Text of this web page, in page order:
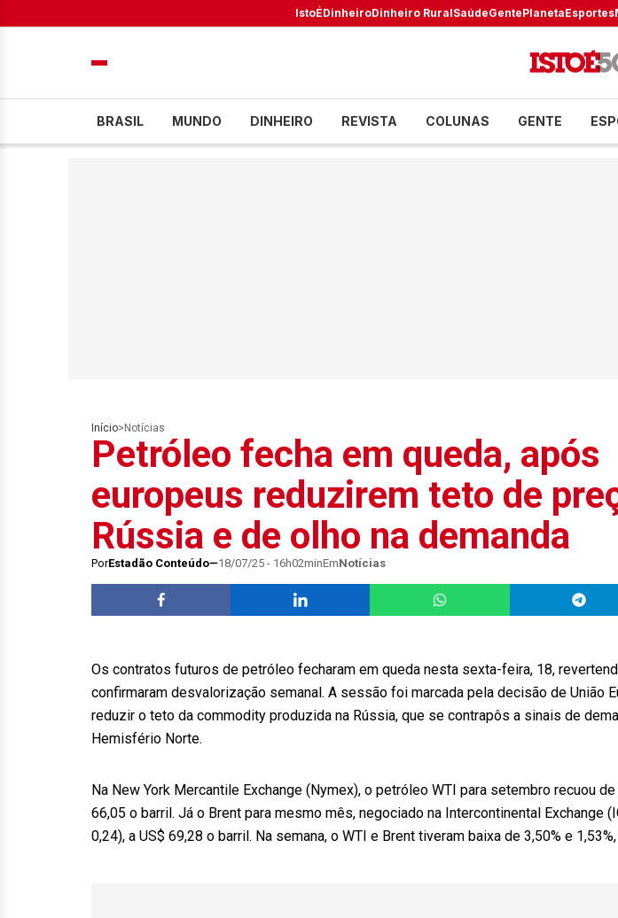
IstoÉDinheiroDinheiro RuralSaúdeGentePlanetaEsportes
BRASIL MUNDO DINHEIRO REVISTA COLUNAS GENTE
Início> Notícias
Petróleo fecha em queda, após
europeus reduzirem teto de
Rússia e de olho na demanda
PorEstadão Conteúdo 18/07/25 - 16h02minEmNotícias
Os contratos futuros de petróleo fecharam em queda nesta sexta-feira, 18,
confirmaram desvalorização semanal. A sessão foi marcada pela decisão de União
reduzir o teto da commodity produzida na Rússia, que se contrapôs a sinais de
Hemisfério Norte.
Na New York Mercantile Exchange (Nymex), o petróleo WTI para setembro recuou de
66,05 o barril. Já o Brent para mesmo mês, negociado na Intercontinental Exchange
0,24), a US$ 69,28 o barril. Na semana, o WTI e Brent tiveram baixa de 3,50% e